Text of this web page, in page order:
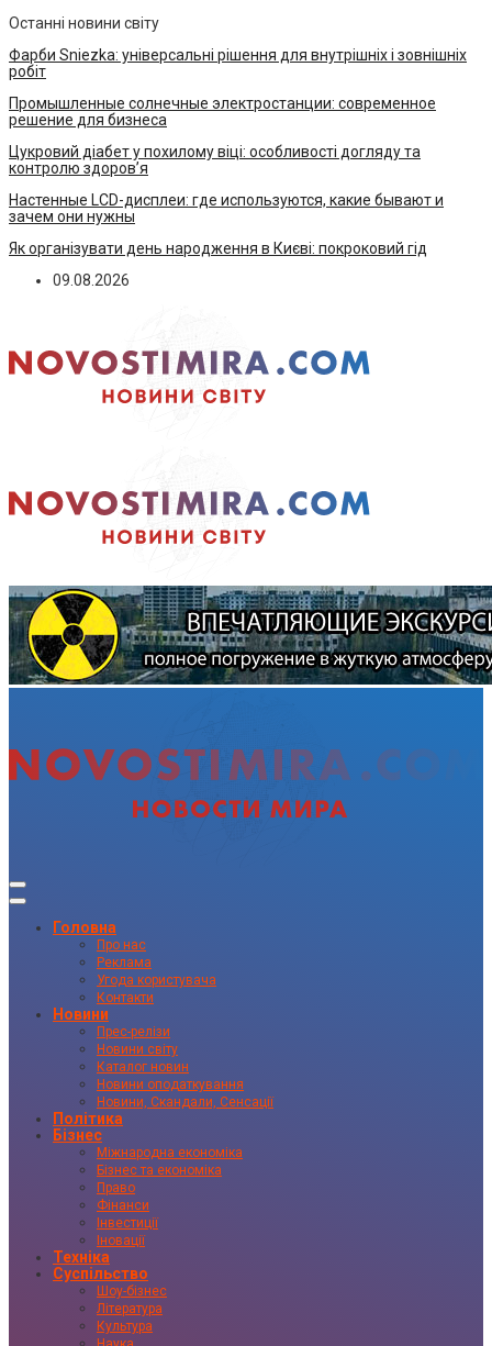
Останні новини світу
Фарби Sniezka: універсальні рішення для внутрішніх і зовнішніх
робіт
Промышленные солнечные электростанции: современное
решение для бизнеса
Цукровий діабет у похилому віці: особливості догляду та
контролю здоров’я
Настенные LCD-дисплеи: где используются, какие бывают и
зачем они нужны
Як організувати день народження в Києві: покроковий гід
09.08.2026
Головна
Про нас
Реклама
Угода користувача
Контакти
Новини
Прес-релізи
Новини світу
Каталог новин
Новини оподаткування
Новини, Скандали, Сенсації
Політика
Бізнес
Міжнародна економіка
Бізнес та економіка
Право
Фінанси
Інвестиції
Іновації
Техніка
Суспільство
Шоу-бізнес
Література
Культура